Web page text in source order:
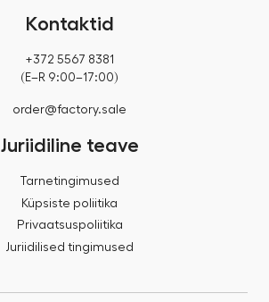
Kontaktid
+372 5567 8381
(E–R 9:00–17:00)
order@factory.sale
Juriidiline teave
Tarnetingimused
Küpsiste poliitika
Privaatsuspoliitika
Juriidilised tingimused